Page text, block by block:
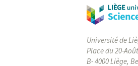
Université de
Place du 20-
B- 4000 Liège,